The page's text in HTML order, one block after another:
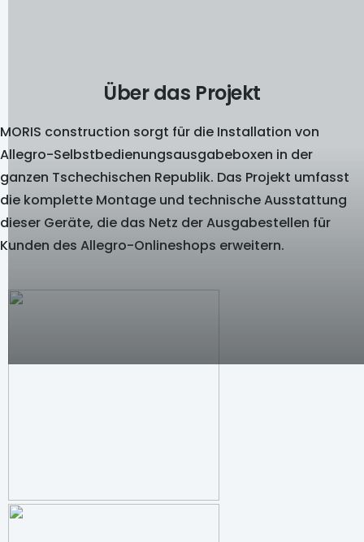
Über das Projekt
MORIS construction sorgt für die Installation von
Allegro-Selbstbedienungsausgabeboxen in der
ganzen Tschechischen Republik. Das Projekt umfasst
die komplette Montage und technische Ausstattung
dieser Geräte, die das Netz der Ausgabestellen für
Kunden des Allegro-Onlineshops erweitern.